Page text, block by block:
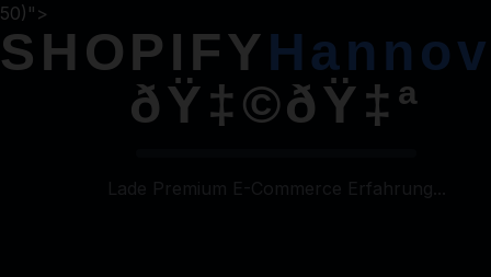
50)">
SHOPIFY
ðŸ‡©ðŸ‡ª
Lade Premium E-Commerce Erfahrung...
ShopifyAgentur Hannover